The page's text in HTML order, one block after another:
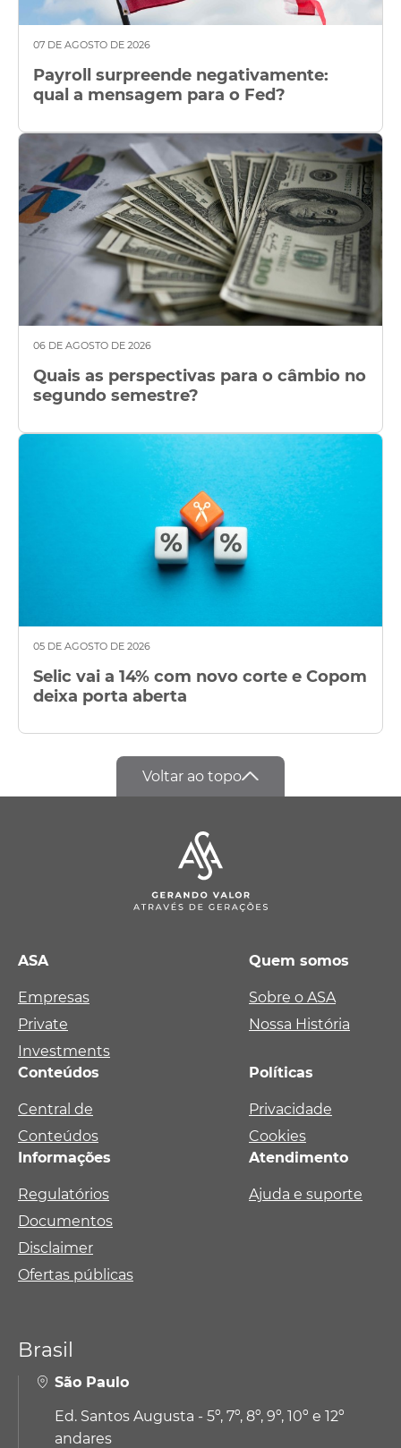
07 DE AGOSTO DE 2026
Payroll surpreende negativamente:
qual a mensagem para o Fed?
06 DE AGOSTO DE 2026
Quais as perspectivas para o câmbio no
segundo semestre?
05 DE AGOSTO DE 2026
Selic vai a 14% com novo corte e Copom
deixa porta aberta
Voltar ao topo
ASA
Empresas
Private
Investments
Quem somos
Sobre o ASA
Nossa História
Conteúdos
Central de
Conteúdos
Políticas
Privacidade
Cookies
Informações
Regulatórios
Documentos
Disclaimer
Ofertas públicas
Atendimento
Ajuda e suporte
Brasil
São Paulo
Ed. Santos Augusta - 5º, 7º, 8º, 9º, 10º e 12º
andares